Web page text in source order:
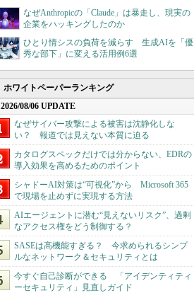
なぜAnthropicの「Claude」は暴走し、現実の
企業をハッキングしたのか
ひとり情シスの負荷を減らす 生成AIを「優
秀な部下」に変える活用例6選
ホワイトペーパーランキング
2026/08/06 UPDATE
なぜサイバー攻撃による被害は沈静化しな
い？ 報道では見えない本質に迫る
カタログスペックだけでは分からない、EDRの
導入効果を高めるためのポイント
シャドーAI対策は“可視化”から Microsoft 365
で現場を止めずに実現する方法
AIエージェントに潜む“見えないリスク”、過剰
なアクセス権をどう制御する？
SASEは高機能すぎる？ 今求められるシンプ
ルなネットワーク＆セキュリティとは
今すぐ自己診断ができる 「アイデンティティ
ーセキュリティ」見直しガイド